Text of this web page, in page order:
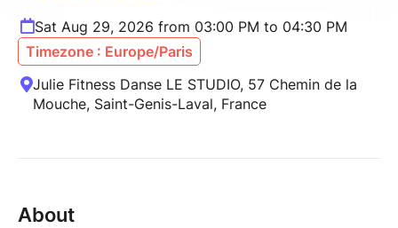
Sat Aug 29, 2026 from 03:00 PM to 04:30 PM
Timezone : Europe/Paris
Julie Fitness Danse LE STUDIO, 57 Chemin de la
Mouche, Saint-Genis-Laval, France
About